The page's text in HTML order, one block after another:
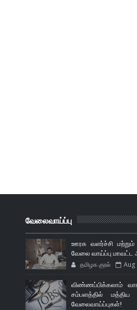
வேலைவாய்ப்பு
ஊரக வளர்ச்சி மற்றும்
வேலை வாய்ப்பு
தமிழக குரல் Aug
விண்ணப்பிக்கலாம்
சம்பளத்தில் மத்திய
வேலைவாய்ப்புகள்!